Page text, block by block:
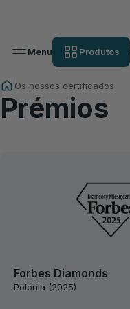
Menu Produtos
Os nossos certificados
Prémios
Forbes Diamonds
Polónia (2025)